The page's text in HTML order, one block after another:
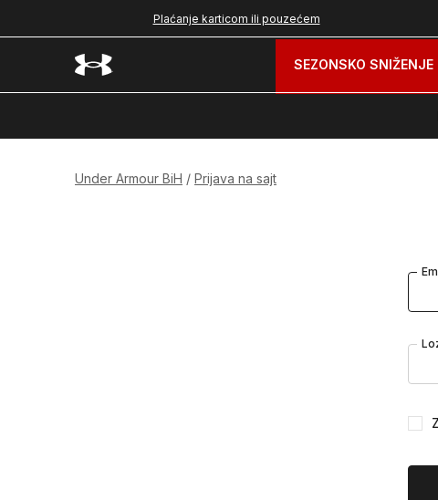
Plaćanje karticom ili pouzećem
SEZONSKO SNIŽENJE
Under Armour BiH Prijava na sajt